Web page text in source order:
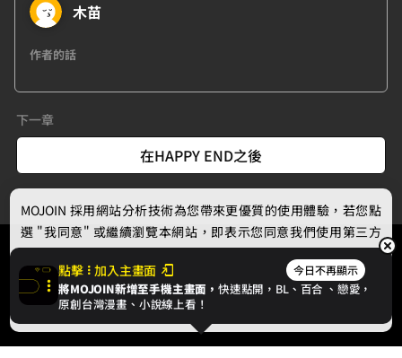
木苗
作者的話
下一章
在HAPPY END之後
點擊 加入主畫面 今日不再顯示
將MOJOIN新增至手機主畫面，快速點開，BL、 百合 、戀愛，
原創台灣漫畫、小說線上看！
MOJOIN 採用網站分析技術為您帶來更優質的使用體驗，若您點
選 "我同意" 或繼續瀏覽本網站，即表示您同意我們使用第三方
Cookie，欲瞭解更多資訊請見隱私權政策。
我同意